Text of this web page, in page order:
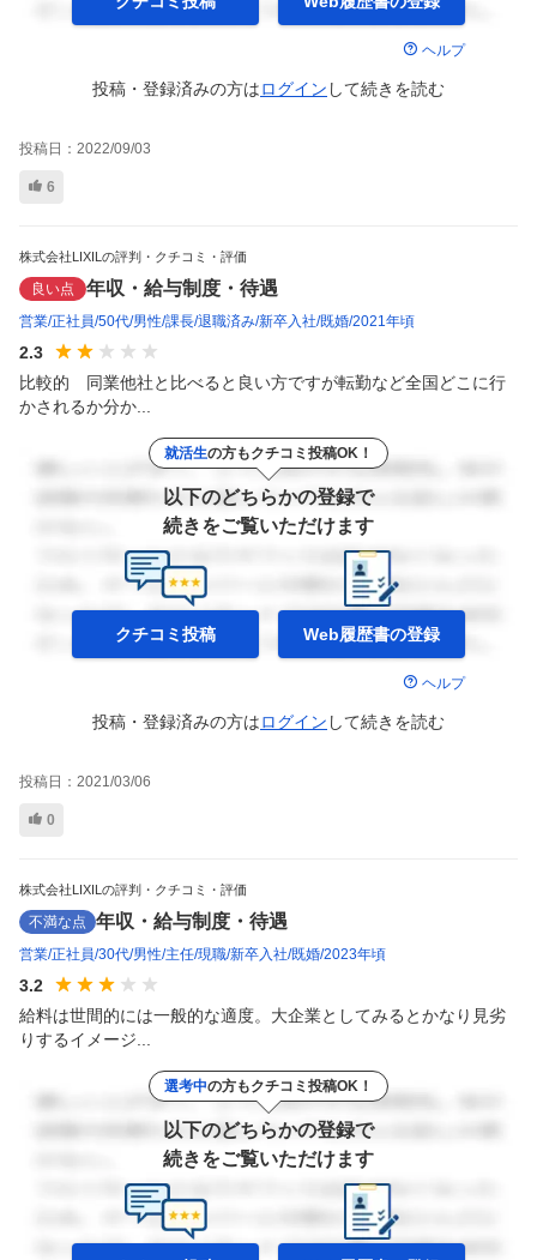
ヘルプ
投稿・登録済みの方はログイン して続きを読む
投稿日： 2022/09/03
6
株式会社LIXILの評判・クチコミ・評価
良い点 年収・給与制度・待遇
営業 正社員 50代 男性 課長 退職済み 新卒入社 既婚 2021年頃
2.3
比較的　同業他社と比べると良い方ですが転勤など全国どこに行
かされるか分か...
就活生の方もクチコミ投稿OK！
以下のどちらかの登録で
続きをご覧いただけます
クチコミ投稿 Web履歴書の登録
ヘルプ
投稿・登録済みの方はログイン して続きを読む
投稿日： 2021/03/06
0
株式会社LIXILの評判・クチコミ・評価
不満な点 年収・給与制度・待遇
営業 正社員 30代 男性 主任 現職 新卒入社 既婚 2023年頃
3.2
給料は世間的には一般的な適度。大企業としてみるとかなり見劣
りするイメージ...
選考中の方もクチコミ投稿OK！
以下のどちらかの登録で
続きをご覧いただけます